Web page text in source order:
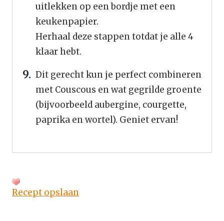
uitlekken op een bordje met een
keukenpapier.
Herhaal deze stappen totdat je alle 4
klaar hebt.
Dit gerecht kun je perfect combineren
met Couscous en wat gegrilde groente
(bijvoorbeeld aubergine, courgette,
paprika en wortel). Geniet ervan!
Recept opslaan